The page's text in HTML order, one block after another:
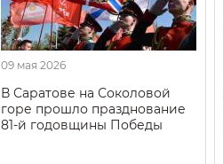
09 мая 2026
В Саратове на Соколовой
горе прошло празднование
81-й годовщины Победы